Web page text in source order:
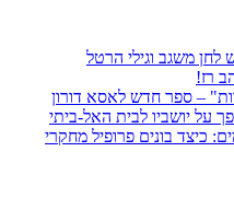
משגב וגילי הרטל
רז!
– ספר חדש לאסא דורון
על יושביו לבית האל-ביתי
כיצד בונים פרופיל מחקרי